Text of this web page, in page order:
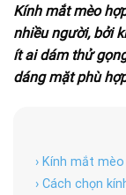
Kính mắt mèo
nhiều người, bởi
ít ai dám thử
dáng mặt phù
› Kính mắt
› Cách chọn